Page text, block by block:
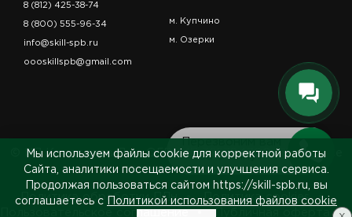
Перезвоним вам
за 5 минут
8 (812) 425-38-74
8 (800) 555-96-34
info@skill-spb.ru
oooskillspb@gmail.com
м. Купчино
м. Озерки
© ИП Коновалов Д.А., ОГРНИП 325784700361023. Все
права защищены.
Политика обработки ПДн
Политика cookies
Пользовательское соглашение
Публичная оферта
Мы используем файлы cookie для корректной работы
Сайта, аналитики посещаемости и улучшения сервиса.
Продолжая пользоваться сайтом https://skill-spb.ru, вы
соглашаетесь с
Политикой использования файлов cookie